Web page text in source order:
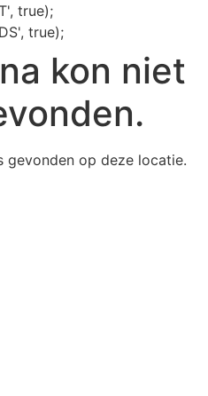
true);
true);
kon niet
op deze locatie.